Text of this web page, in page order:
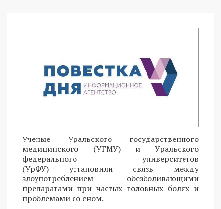
Ученые Уральского государственного
медицинского (УГМУ) и Уральского
федерального университетов
(УрФУ) установили связь между
злоупотреблением обезболивающими
препаратами при частых головных болях и
проблемами со сном.